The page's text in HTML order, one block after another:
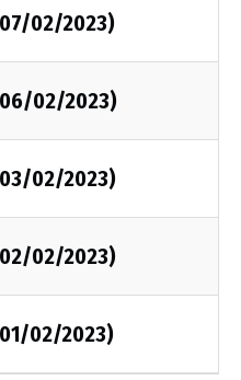
02/2023)
02/2023)
02/2023)
02/2023)
02/2023)